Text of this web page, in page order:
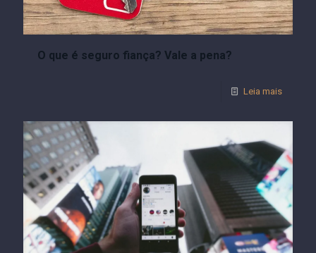
O que é seguro fiança? Vale a pena?
Leia mais